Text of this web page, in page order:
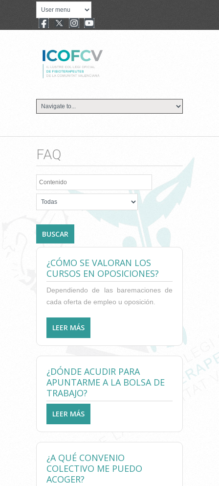
FAQ
Contenido
¿CÓMO SE VALORAN LOS
CURSOS EN OPOSICIONES?
Dependiendo de las baremaciones de
cada oferta de empleo u oposición.
LEER MÁS
LOS CURSOS EN
¿DÓNDE ACUDIR PARA
APUNTARME A LA BOLSA DE
TRABAJO?
LEER MÁS
APUNTARME A LA BOLSA DE
¿A QUÉ CONVENIO
COLECTIVO ME PUEDO
ACOGER?